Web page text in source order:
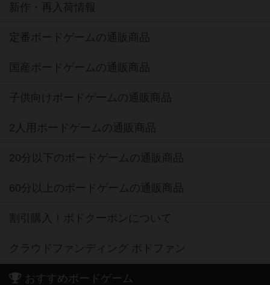
新作・再入荷情報
定番ボードゲームの通販商品
国産ボードゲームの通販商品
子供向けボードゲームの通販商品
2人用ボードゲームの通販商品
20分以下のボードゲームの通販商品
60分以上のボードゲームの通販商品
割引購入！ボドクーポンについて
クラウドファンディング ボドファン
おすすめボードゲーム